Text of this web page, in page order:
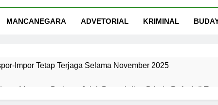
MANCANEGARA ADVETORIAL KRIMINAL
Impor Tetap Terjaga Selama November 2025
Merawat Budaya: Jejak Pengabdian Bripda Rafael di